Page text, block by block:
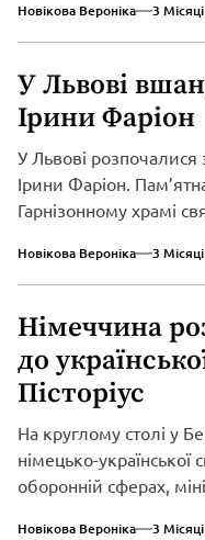
Новікова Вероніка 3
У Львові
Ірини Фаріон
У Львові розпочалися
Ірини Фаріон.
Гарнізонному храмі
Новікова Вероніка 3
Німеччина
до
Пісторіус
На круглому столі у
німецько-української
оборонній сферах,
Новікова Вероніка 3